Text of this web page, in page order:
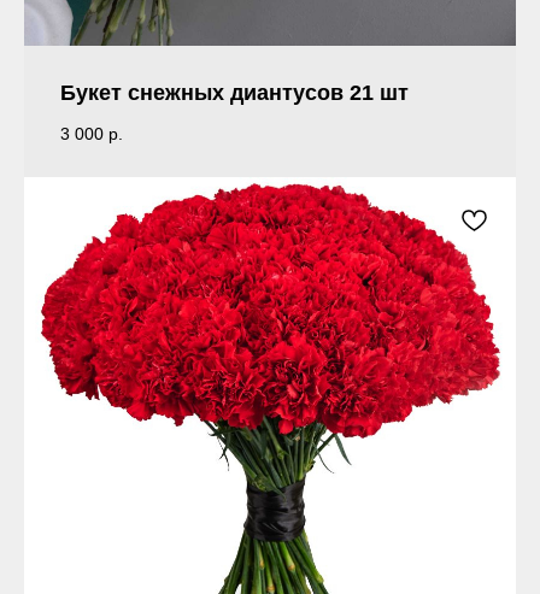
Букет снежных диантусов 21 шт
3 000 р.